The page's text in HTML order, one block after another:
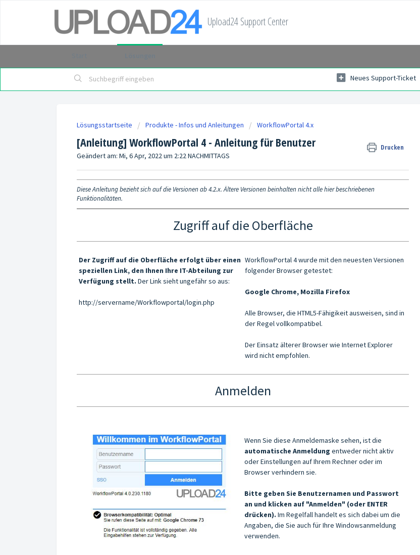
Upload24 Support Center
Neues Support-Ticket
Lösungsstartseite Produkte - Infos und Anleitungen WorkflowPortal 4.x
[Anleitung] WorkflowPortal 4 - Anleitung für Benutzer
Drucken
Geändert am: Mi, 6 Apr, 2022 um 2:22 NACHMITTAGS
Diese Anleitung bezieht sich auf die Versionen ab 4.2.x. Ältere Versionen beinhalten nicht alle hier beschriebenen
Funktionalitäten.
Zugriff auf die Oberfläche
Der Zugriff auf die Oberfläche erfolgt über einen
speziellen Link, den Ihnen Ihre IT-Abteilung zur
Verfügung stellt. Der Link sieht ungefähr so aus:
http://servername/Workflowportal/login.php
WorkflowPortal 4 wurde mit den neuesten Versionen
folgender Browser getestet:
Google Chrome, Mozilla Firefox
Alle Browser, die HTML5-Fähigikeit ausweisen, sind in
der Regel vollkompatibel.
Der Einsatz älterer Browser wie Internet Explorer
wird nicht empfohlen.
Anmelden
Wenn Sie diese Anmeldemaske sehen, ist die
automatische Anmeldung entweder nicht aktiv
oder Einstellungen auf Ihrem Rechner oder im
Browser verhindern sie.
Bitte geben Sie Benutzernamen und Passwort
an und klicken auf "Anmelden" (oder ENTER
drücken). Im Regelfall handelt es sich dabei um die
Angaben, die Sie auch für Ihre Windowsanmeldung
verwenden.